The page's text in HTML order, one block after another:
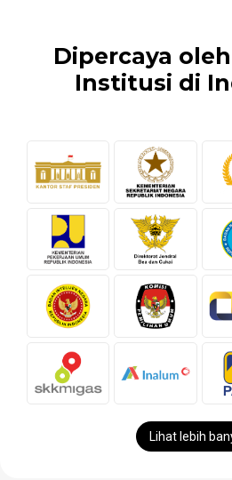
Dipercaya
Institusi di
Lihat lebih